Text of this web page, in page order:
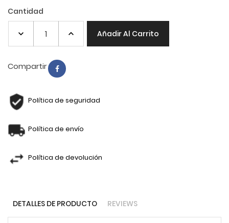
Cantidad
Añadir Al Carrito
Compartir
Política de seguridad
Política de envío
Política de devolución
DETALLES DE PRODUCTO REVIEWS